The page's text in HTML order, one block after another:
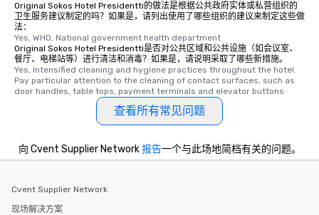
Original Sokos Hotel Presidentti的做法是根据公共政府实体或私营组织的
卫生服务建议制定的吗？如果是，请列出使用了哪些组织的建议来制定这些做
法：
Yes, WHO, National government health department
Original Sokos Hotel Presidentti是否对公共区域和公共设施（如会议室、
餐厅、电梯站等）进行清洁和消毒？如果是，请说明采取了哪些新措施。
Yes, Intensified cleaning and hygiene practices throughout the hotel.
Pay particular attention to the cleaning of contact surfaces, such as
door handles, table tops, payment terminals and elevator buttons
查看所有常见问题
向 Cvent Supplier Network报告一个与此场地简档有关的问题。
Cvent Supplier Network
现场解决方案